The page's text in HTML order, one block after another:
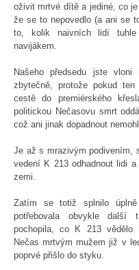
oživit mrtvé dítě a jediné, co
že se to nepovedlo (a ani se
to, kolik naivních lidí
navijákem.
Našeho předsedu jste
zbytečně, protože pokud
cestě do premiérského
politickou Nečasovu smrt
což ani jinak dopadnout
Je až s mrazivým podivením,
vedení K 213 odhadnout lidi
zemi.
Zatím se totiž splnilo
potřebovala obvykle
pochopila, co K 213 vědělo
Nečas mrtvým mužem již v
poprvé přišlo do styku.